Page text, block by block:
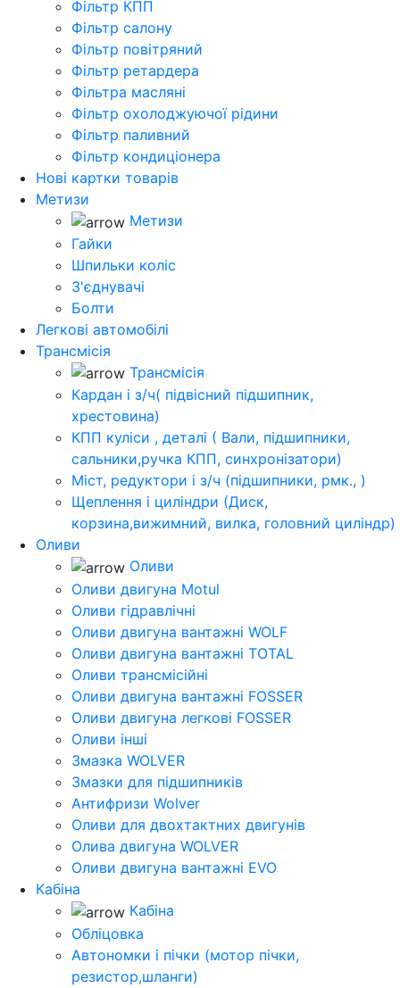
Фільтр КПП
Фільтр салону
Фільтр повітряний
Фільтр ретардера
Фільтра масляні
Фільтр охолоджуючої рідини
Фільтр паливний
Фільтр кондиціонера
Нові картки товарів
Метизи
Метизи
Гайки
Шпильки коліс
З'єднувачі
Болти
Легкові автомобілі
Трансмісія
Трансмісія
Кардан і з/ч( підвісний підшипник,
хрестовина)
КПП куліси , деталі ( Вали, підшипники,
сальники,ручка КПП, синхронізатори)
Міст, редуктори і з/ч (підшипники, рмк., )
Щеплення і циліндри (Диск,
корзина,вижимний, вилка, головний циліндр)
Оливи
Оливи
Оливи двигуна Motul
Оливи гідравлічні
Оливи двигуна вантажні WOLF
Оливи двигуна вантажні TOTAL
Оливи трансмісійні
Оливи двигуна вантажні FOSSER
Оливи двигуна легкові FOSSER
Оливи інші
Змазка WOLVER
Змазки для підшипників
Антифризи Wolver
Оливи для двохтактних двигунів
Олива двигуна WOLVER
Оливи двигуна вантажні EVO
Кабіна
Кабіна
Обліцовка
Автономки і пічки (мотор пічки,
резистор,шланги)